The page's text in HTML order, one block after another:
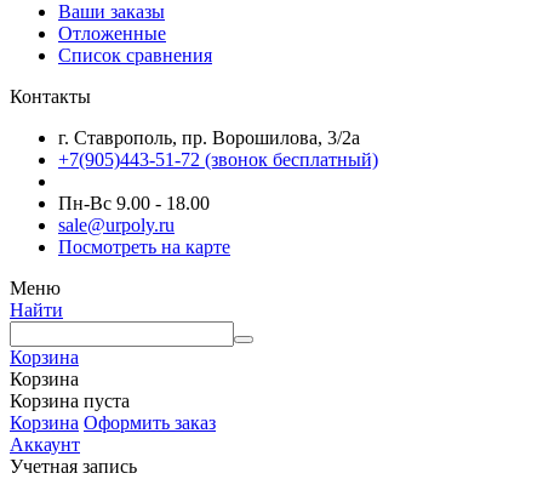
Ваши заказы
Отложенные
Список сравнения
Контакты
г. Ставрополь, пр. Ворошилова, 3/2а
+7(905)443-51-72 (звонок бесплатный)
Пн-Вс 9.00 - 18.00
sale@urpoly.ru
Посмотреть на карте
Меню
Найти
Корзина
Корзина
Корзина пуста
Корзина Оформить заказ
Аккаунт
Учетная запись